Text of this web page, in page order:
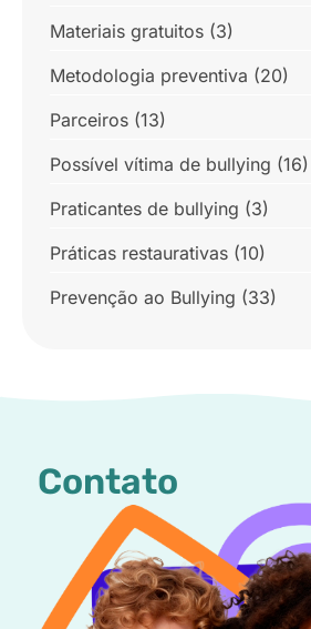
Materiais gratuitos (3)
Metodologia preventiva (20)
Parceiros (13)
Possível vítima de bullying (16)
Praticantes de bullying (3)
Práticas restaurativas (10)
Prevenção ao Bullying (33)
Contato